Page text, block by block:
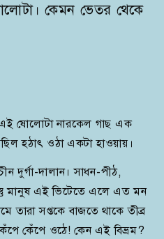
কেমন ভেতর থেকে
ষোলোটা নারকেল গাছ এক
হঠাৎ ওঠা একটা হাওয়ায়।
দুর্গা-দালান। সাধন-পীঠ,
মানুষ এই ভিটেতে এলে এত মন
তারা সপ্তকে বাজতে থাকে তীব্র
কেঁপে ওঠে! কেন এই বিভ্রম?